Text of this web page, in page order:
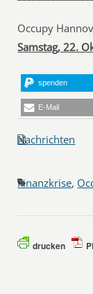
Occupy
Samstag, 22.
spenden
E-Mail
Nachrichten
Finanzkrise,
drucken